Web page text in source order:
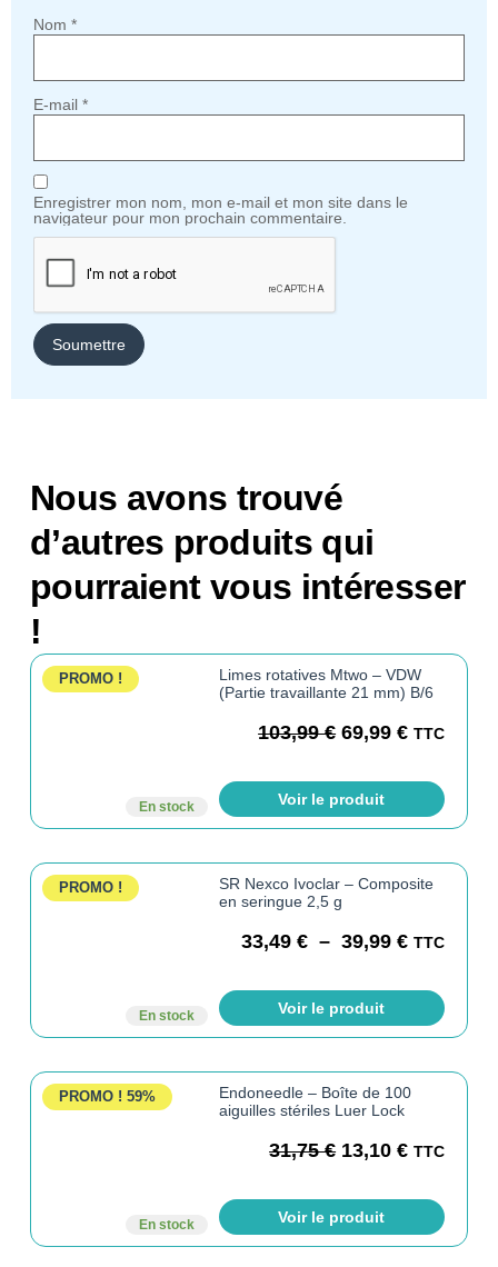
Nom *
E-mail *
Enregistrer mon nom, mon e-mail et mon site dans le
navigateur pour mon prochain commentaire.
Nous avons trouvé
d’autres produits qui
pourraient vous intéresser
!
PROMO !
En stock
Limes rotatives Mtwo – VDW
(Partie travaillante 21 mm) B/6
103,99€ 69,99€ TTC
Voir le produit
PROMO !
En stock
SR Nexco Ivoclar – Composite
en seringue 2,5 g
33,49€ – 39,99€ TTC
Voir le produit
PROMO ! 59%
En stock
Endoneedle – Boîte de 100
aiguilles stériles Luer Lock
31,75€ 13,10€ TTC
Voir le produit